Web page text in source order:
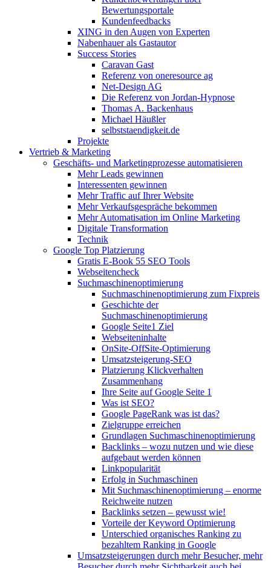
Bewertungsportale
Kundenfeedbacks
XING in den Augen von Experten
Nabenhauer als Gastautor
Success Stories
Caravan Gast
Referenz von oneresource ag
Net-Design AG
Die Referenz von Jordan-Hypnose
Thomas A. Backenhaus
Michael Häußler
selbststaendigkeit.de
Projekte
Vertrieb & Marketing
Geschäfts- und Marketingprozesse automatisieren
Mehr Leads gewinnen
Interessenten gewinnen
Mehr Traffic auf Ihrer Website
Mehr Verkaufsgespräche bekommen
Mehr Automatisation im Online Marketing
Digitale Transformation
Technik
Google Top Platzierung
Gratis E-Book 55 SEO Tools
Webseitencheck
Suchmaschinenoptimierung
Suchmaschinenoptimierung zum Fixpreis
Geschichte der
Suchmaschinenoptimierung
Google Seite1 Ziel
Webseiteninhalte
OnSite-OffSite-Optimierung
Umsatzsteigerung-SEO
Platzierung Klickverhalten
Zusammenhang
Ihre Seite auf Google Seite 1
Was ist SEO?
Google PageRank was ist das?
Zielgruppe erreichen
Grundlagen Suchmaschinenoptimierung
Backlinks – wozu nutzen und wie diese
aufgebaut werden können
Linkpopularität
Erfolg in Suchmaschinen
Mit Suchmaschinenoptimierung – enorme
Reichweite nutzen
Backlinks setzen – gewusst wie!
Vorteile der Keyword Optimierung
Unterschied organisches Ranking zu
bezahltem Ranking in Google
Umsatzsteigerungen durch mehr Besucher, mehr